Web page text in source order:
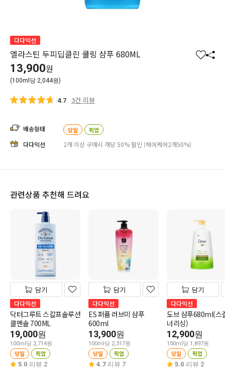
다다익선
엘라스틴 두피딥클린 쿨링 샴푸 680ML
찜 공
13,900원
(100ml당 2,044원)
4.7 3건 리뷰
배송형태 당일 픽업
다다익선 2개 이상 구매시 개당 50% 할인 (헤어케어2개50%)
관련상품 추천해 드려요
담기
다다익선
닥터그루트 스칼프솔루션
쿨멘솔 700ML
19,000원
100ml당 2,714원
당일 픽업
5.0 리뷰 2
담기
다다익선
ES 퍼퓸 러브미 샴푸
600ml
13,900원
100ml당 2,317원
당일 픽업
4.7 리뷰 7
담기
다다익선
도브 샴푸680ml(스
너리싱)
12,900원
100ml당 1,897원
당일 픽업
5.0 리뷰 2